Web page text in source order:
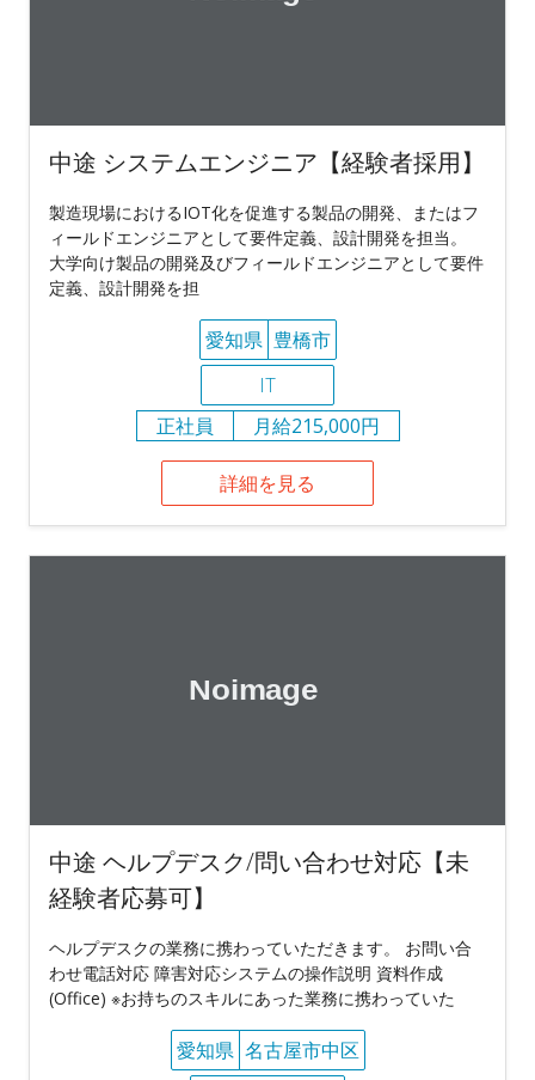
中途 システムエンジニア【経験者採用】
製造現場におけるIOT化を促進する製品の開発、またはフ
ィールドエンジニアとして要件定義、設計開発を担当。
大学向け製品の開発及びフィールドエンジニアとして要件
定義、設計開発を担
愛知県 豊橋市
IT
正社員
月給215,000円
詳細を見る
中途 ヘルプデスク/問い合わせ対応【未
経験者応募可】
ヘルプデスクの業務に携わっていただきます。 お問い合
わせ電話対応 障害対応システムの操作説明 資料作成
(Office) ※お持ちのスキルにあった業務に携わっていた
愛知県 名古屋市中区